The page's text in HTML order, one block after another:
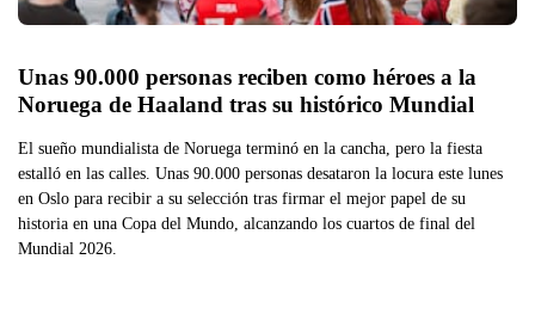
Unas 90.000 personas reciben como héroes a la
Noruega de Haaland tras su histórico Mundial
El sueño mundialista de Noruega terminó en la cancha, pero la fiesta
estalló en las calles. Unas 90.000 personas desataron la locura este lunes
en Oslo para recibir a su selección tras firmar el mejor papel de su
historia en una Copa del Mundo, alcanzando los cuartos de final del
Mundial 2026.